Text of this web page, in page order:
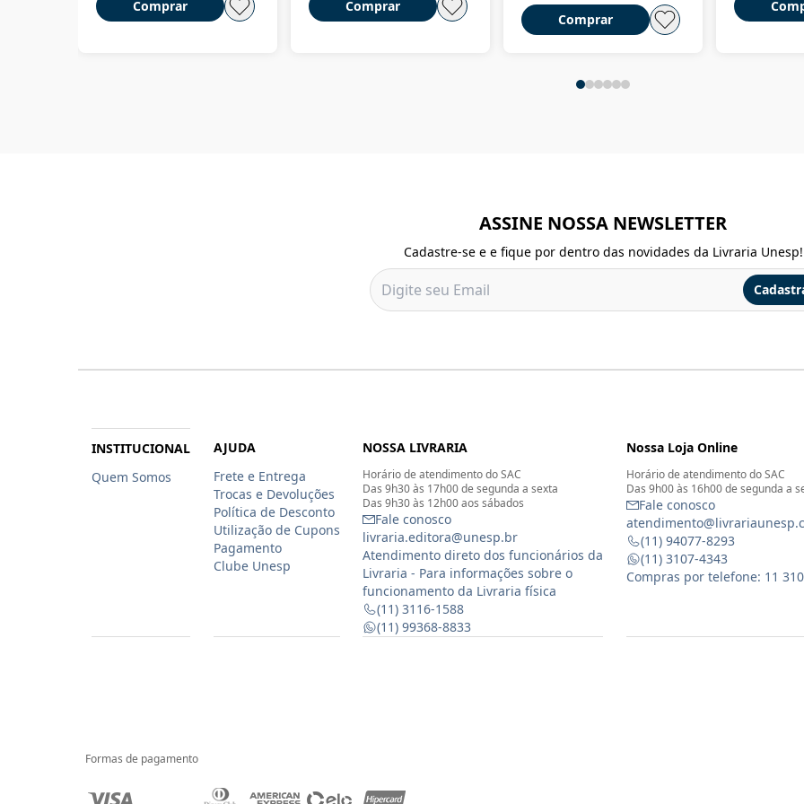
Comprar Comprar
Comprar
ASSINE NOSSA NEWSLETTER
Cadastre-se e e fique por dentro das novidades da Livraria Unesp!
INSTITUCIONAL
Quem Somos
AJUDA
Frete e Entrega
Trocas e Devoluções
Política de Desconto
Utilização de Cupons
Pagamento
Clube Unesp
NOSSA LIVRARIA
Horário de atendimento do SAC
Das 9h30 às 17h00 de segunda a sexta
Das 9h30 às 12h00 aos sábados
Fale conosco
livraria.editora@unesp.br
Atendimento direto dos funcionários da
Livraria - Para informações sobre o
funcionamento da Livraria física
(11) 3116-1588
(11) 99368-8833
Nossa Loja Online
Horário de atendimento do SAC
Das 9h00 às 16h00 de segunda a
Fale conosco
(11) 94077-8293
(11) 3107-4343
Compras por telefone: 11
Formas de pagamento